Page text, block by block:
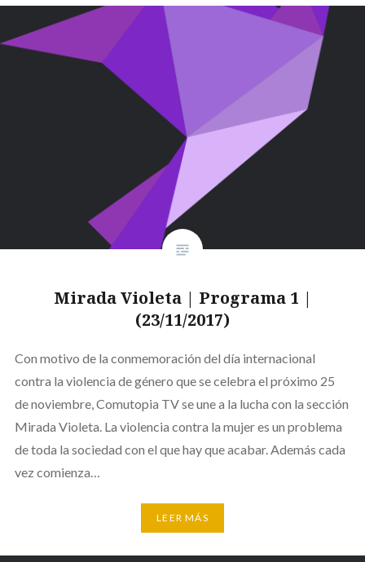
Mirada Violeta | Programa 1 |
(23/11/2017)
Con motivo de la conmemoración del día internacional
contra la violencia de género que se celebra el próximo 25
de noviembre, Comutopia TV se une a la lucha con la sección
Mirada Violeta. La violencia contra la mujer es un problema
de toda la sociedad con el que hay que acabar. Además cada
vez comienza…
LEER MÁS